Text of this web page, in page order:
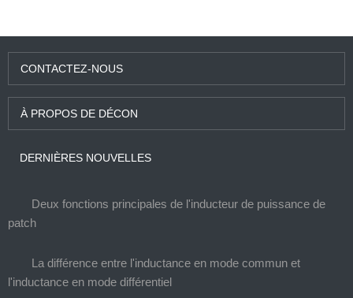
CONTACTEZ-NOUS
À PROPOS DE DÉCON
DERNIÈRES NOUVELLES
Deux fonctions principales de l'inducteur de puissance de
patch
La différence entre l'inductance en mode commun et
l'inductance en mode différentiel